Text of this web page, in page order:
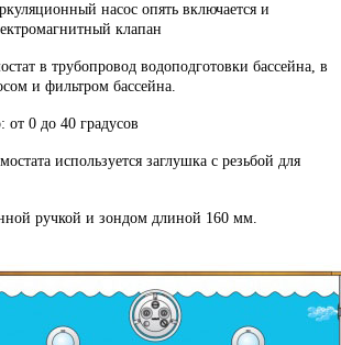
насос опять включается и
клапан
в трубопровод водоподготовки бассейна, в
и фильтром бассейна.
от 0 до 40 градусов
используется заглушка с резьбой для
ручкой и зондом длиной 160 мм.